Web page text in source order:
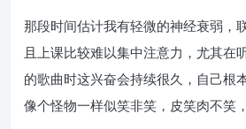
那段时间估计我有轻微的神经衰弱，
且上课比较难以集中注意力，尤其在
的歌曲时这兴奋会持续很久，自己根
像个怪物一样似笑非笑，皮笑肉不笑